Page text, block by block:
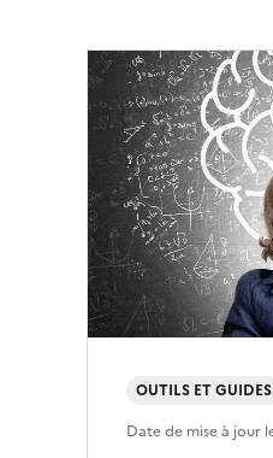
OUTILS ET GUIDES
Date de mise à jour